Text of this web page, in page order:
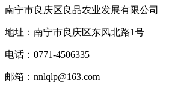
南宁市良庆区良品农业发展有限公司
地址：南宁市良庆区东风北路1号
电话：0771-4506335
邮箱：nnlqlp@163.com